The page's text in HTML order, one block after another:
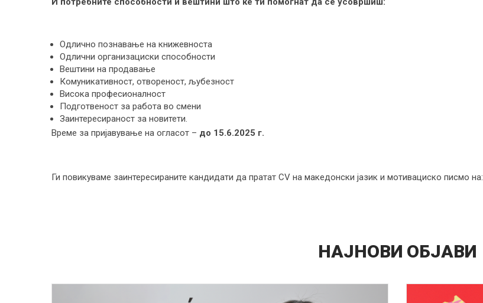
Одлично познавање на книжевноста
Одлични организациски способности
Вештини на продавање
Комуникативност, отвореност, љубезност
Висока професионалност
Подготвеност за работа во смени
Заинтересираност за новитети.
Време за пријавување на огласот – до 15.6.2025 г.
Ги повикуваме заинтересираните кандидати да пратат CV на македонски јазик и мотивациско писмо на:
НАЈНОВИ ОБЈАВИ